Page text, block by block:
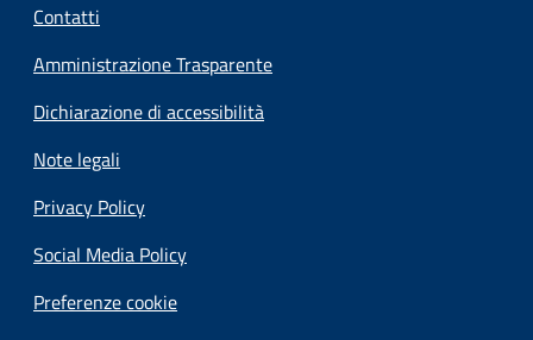
Contatti
Amministrazione Trasparente
Dichiarazione di accessibilità
Note legali
Privacy Policy
Social Media Policy
Preferenze cookie